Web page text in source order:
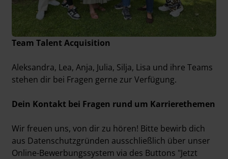
Team Talent Acquisition
Aleksandra, Lea, Anja, Julia, Silja, Lisa und ihre Teams
stehen dir bei Fragen gerne zur Verfügung.
Dein Kontakt bei Fragen rund um Karrierethemen
Wir freuen uns, von dir zu hören! Bitte bewirb dich
aus Datenschutzgründen ausschließlich über unser
Online-Bewerbungssystem via des Buttons "Jetzt